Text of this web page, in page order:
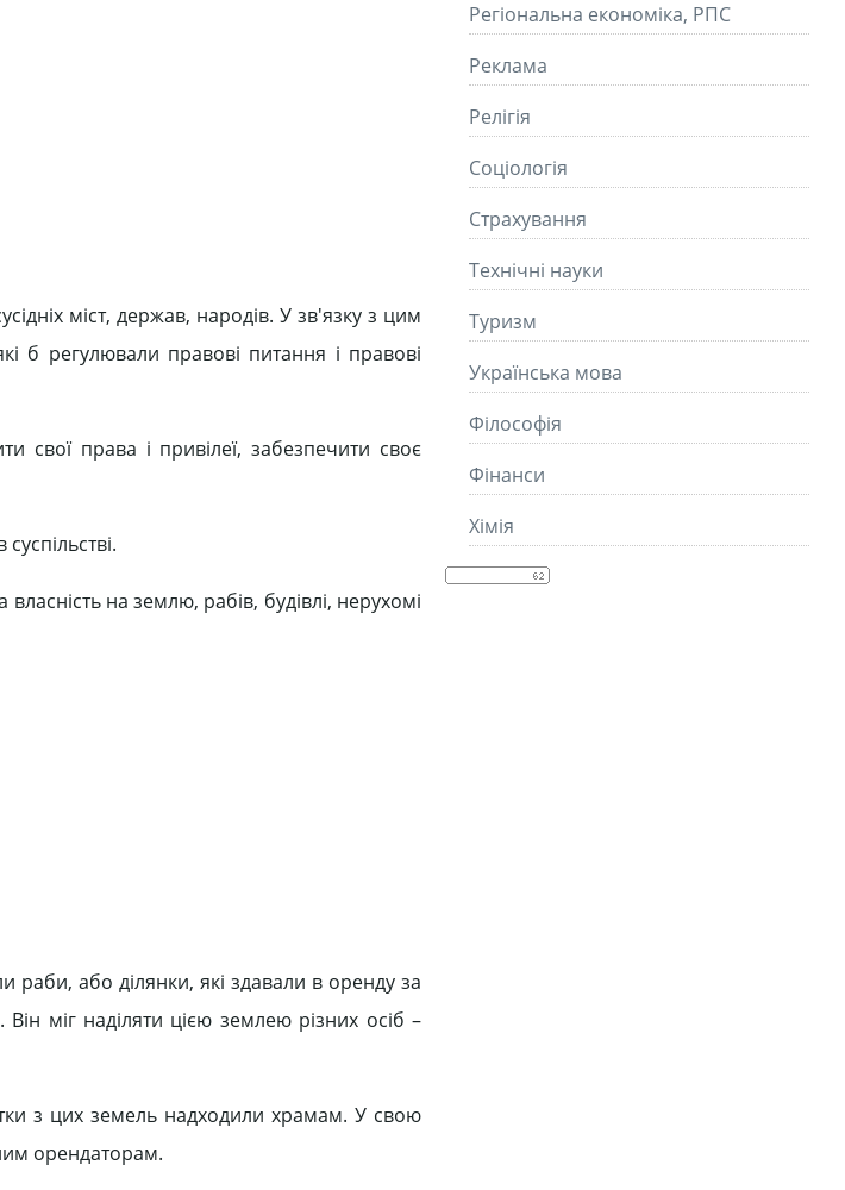
міст, держав, народів. У зв'язку з цим
б регулювали правові питання і правові
свої права і привілеї, забезпечити своє
на землю, рабів, будівлі, нерухомі
або ділянки, які здавали в оренду за
міг наділяти цією землею різних осіб –
з цих земель надходили храмам. У свою
орендаторам.
Регіональна економіка, РПС
Реклама
Релігія
Соціологія
Страхування
Технічні науки
Туризм
Українська мова
Філософія
Фінанси
Хімія